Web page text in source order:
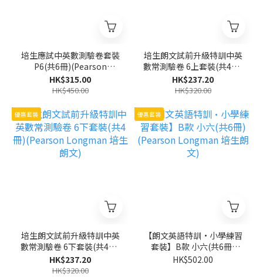
培生應試中英數測驗卷套裝
P6(共6冊)(Pearson
Longman 培生朗文)
HK$315.00
HK$450.00
培生朗文試前升級特訓中英
數常測驗卷 6上套裝(共4冊)
(Pearson Longman 培生
朗文)
HK$237.20
HK$320.00
優惠套裝
培生朗文試前升級特訓中英
數常測驗卷 6下套裝(共4冊)
(Pearson Longman 培生
朗文)
HK$237.20
HK$320.00
優惠套裝
【朗文英語特訓·小學練習
套裝】B款 小六(共6冊)
(Pearson Longman 培生
HK$502.00